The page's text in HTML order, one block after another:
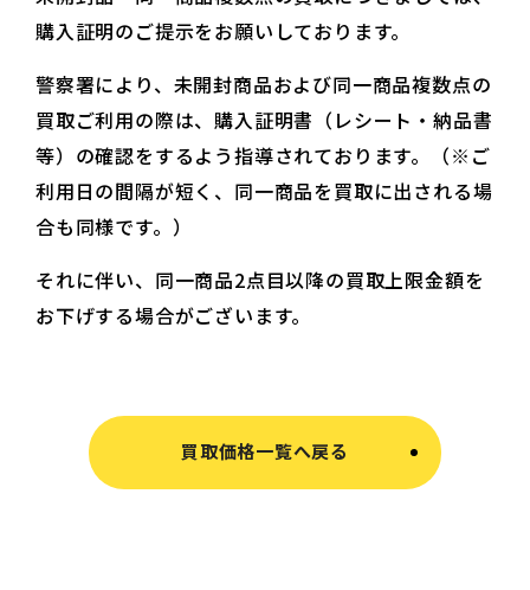
購入証明のご提示をお願いしております。
警察署により、未開封商品および同一商品複数点の
買取ご利用の際は、購入証明書（レシート・納品書
等）の確認をするよう指導されております。（※ご
利用日の間隔が短く、同一商品を買取に出される場
合も同様です。）
それに伴い、同一商品2点目以降の買取上限金額を
お下げする場合がございます。
買取価格一覧へ戻る